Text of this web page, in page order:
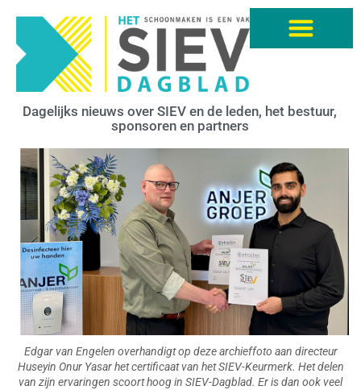
Dagelijks nieuws over SIEV en de leden, het bestuur,
sponsoren en partners
Edgar van Engelen overhandigt op deze archieffoto aan directeur
Huseyin Onur Yasar het certificaat van het SIEV-Keurmerk. Het delen
van zijn ervaringen scoort hoog in SIEV-Dagblad. Er is dan ook veel